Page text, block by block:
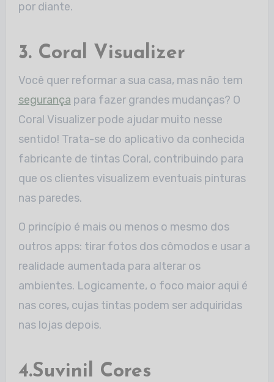
por diante.
3. Coral Visualizer
Você quer reformar a sua casa, mas não tem
segurança para fazer grandes mudanças? O
Coral Visualizer pode ajudar muito nesse
sentido! Trata-se do aplicativo da conhecida
fabricante de tintas Coral, contribuindo para
que os clientes visualizem eventuais pinturas
nas paredes.
O princípio é mais ou menos o mesmo dos
outros apps: tirar fotos dos cômodos e usar a
realidade aumentada para alterar os
ambientes. Logicamente, o foco maior aqui é
nas cores, cujas tintas podem ser adquiridas
nas lojas depois.
4.Suvinil Cores